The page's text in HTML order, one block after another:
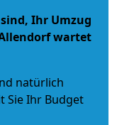
Ihr Umzug
wartet
natürlich
Sie Ihr Budget